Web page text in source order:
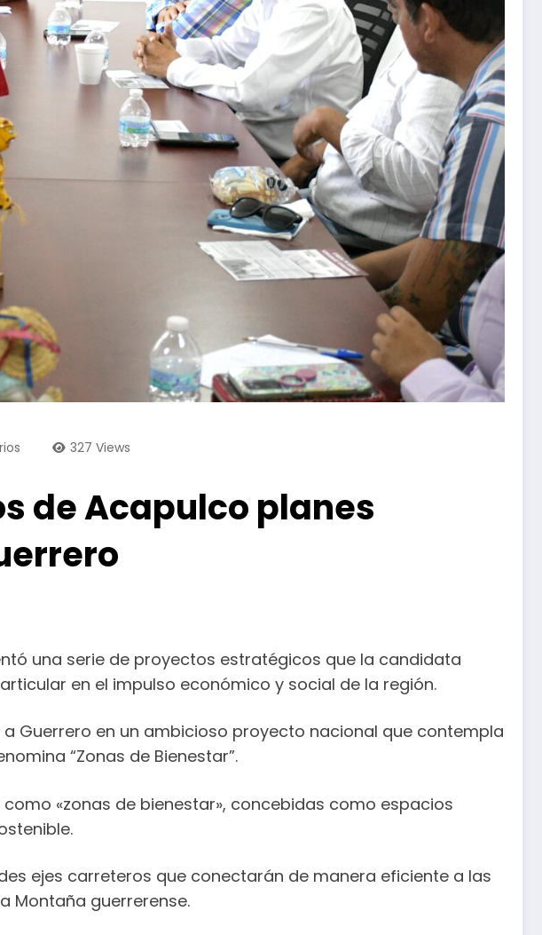
327 Views
de Acapulco planes
una serie de proyectos estratégicos que la candidata
en el impulso económico y social de la región.
Guerrero en un ambicioso proyecto nacional que contempla
“Zonas de Bienestar”.
«zonas de bienestar», concebidas como espacios
ejes carreteros que conectarán de manera eficiente a las
Montaña guerrerense.